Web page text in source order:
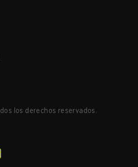
los derechos reservados.